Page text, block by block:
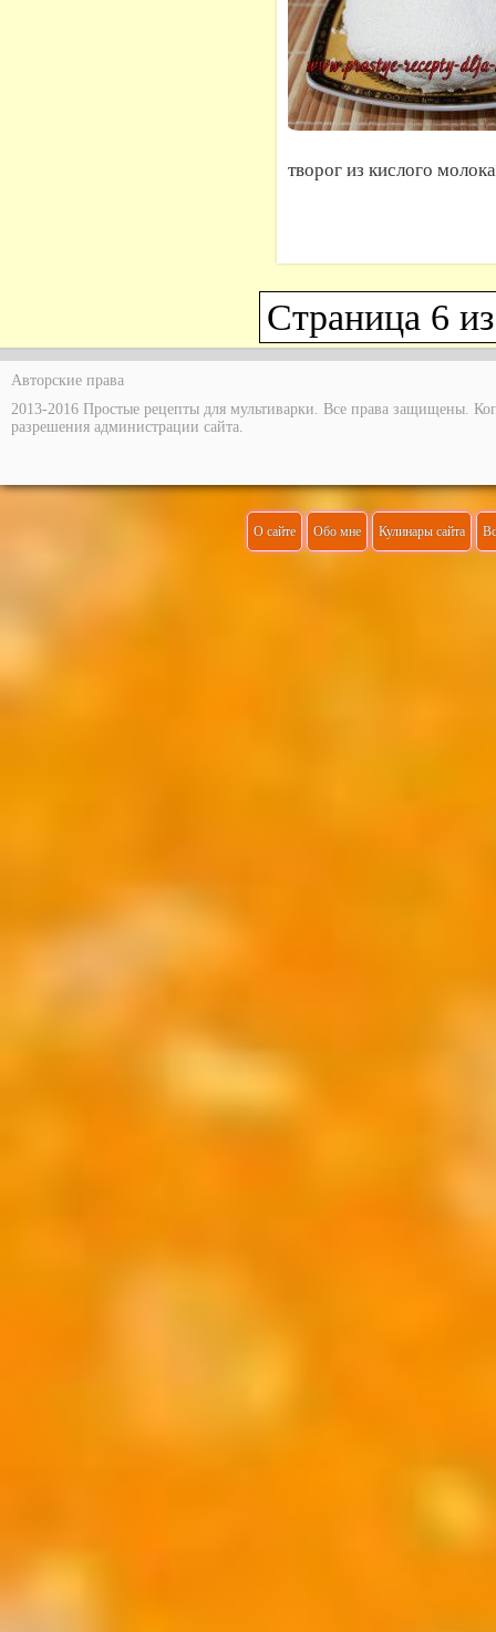
творог из кислого
Страница 6
Авторские права
2013-2016 Простые рецепты для мультиварки. Все права защищены.
разрешения администрации сайта.
О сайте Обо мне Кулинары сайта